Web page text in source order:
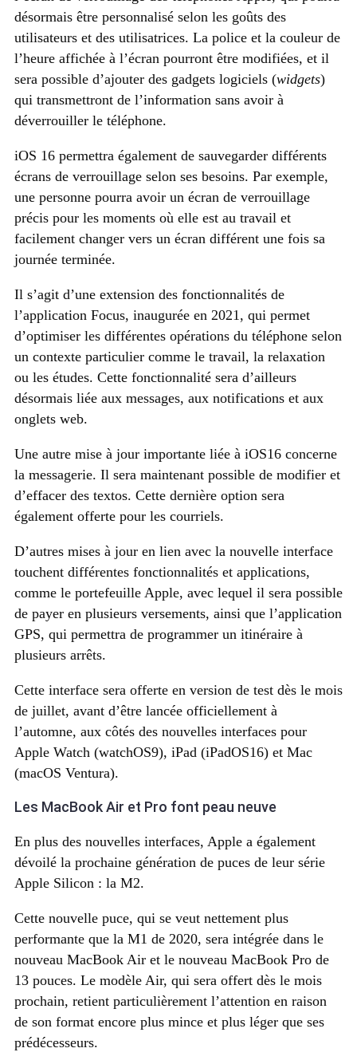
désormais être personnalisé selon les goûts des
utilisateurs et des utilisatrices. La police et la couleur de
l’heure affichée à l’écran pourront être modifiées, et il
sera possible d’ajouter des gadgets logiciels (widgets)
qui transmettront de l’information sans avoir à
déverrouiller le téléphone.
iOS 16 permettra également de sauvegarder différents
écrans de verrouillage selon ses besoins. Par exemple,
une personne pourra avoir un écran de verrouillage
précis pour les moments où elle est au travail et
facilement changer vers un écran différent une fois sa
journée terminée.
Il s’agit d’une extension des fonctionnalités de
l’application Focus, inaugurée en 2021, qui permet
d’optimiser les différentes opérations du téléphone selon
un contexte particulier comme le travail, la relaxation
ou les études. Cette fonctionnalité sera d’ailleurs
désormais liée aux messages, aux notifications et aux
onglets web.
Une autre mise à jour importante liée à iOS16 concerne
la messagerie. Il sera maintenant possible de modifier et
d’effacer des textos. Cette dernière option sera
également offerte pour les courriels.
D’autres mises à jour en lien avec la nouvelle interface
touchent différentes fonctionnalités et applications,
comme le portefeuille Apple, avec lequel il sera possible
de payer en plusieurs versements, ainsi que l’application
GPS, qui permettra de programmer un itinéraire à
plusieurs arrêts.
Cette interface sera offerte en version de test dès le mois
de juillet, avant d’être lancée officiellement à
l’automne, aux côtés des nouvelles interfaces pour
Apple Watch (watchOS9), iPad (iPadOS16) et Mac
(macOS Ventura).
Les MacBook Air et Pro font peau neuve
En plus des nouvelles interfaces, Apple a également
dévoilé la prochaine génération de puces de leur série
Apple Silicon : la M2.
Cette nouvelle puce, qui se veut nettement plus
performante que la M1 de 2020, sera intégrée dans le
nouveau MacBook Air et le nouveau MacBook Pro de
13 pouces. Le modèle Air, qui sera offert dès le mois
prochain, retient particulièrement l’attention en raison
de son format encore plus mince et plus léger que ses
prédécesseurs.